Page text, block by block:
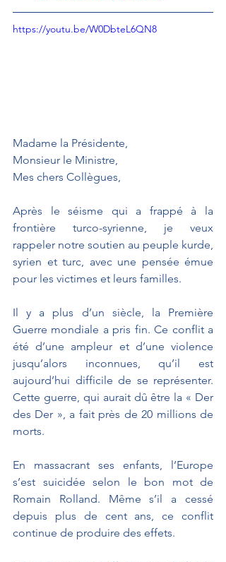
https://youtu.be/W0DbteL6QN8
Madame la Présidente,
Monsieur le Ministre,
Mes chers Collègues,
Après le séisme qui a frappé à la
frontière turco-syrienne, je veux
rappeler notre soutien au peuple kurde,
syrien et turc, avec une pensée émue
pour les victimes et leurs familles.
Il y a plus d’un siècle, la Première
Guerre mondiale a pris fin. Ce conflit a
été d’une ampleur et d’une violence
jusqu’alors inconnues, qu’il est
aujourd’hui difficile de se représenter.
Cette guerre, qui aurait dû être la « Der
des Der », a fait près de 20 millions de
morts.
En massacrant ses enfants, l’Europe
s’est suicidée selon le bon mot de
Romain Rolland. Même s’il a cessé
depuis plus de cent ans, ce conflit
continue de produire des effets.